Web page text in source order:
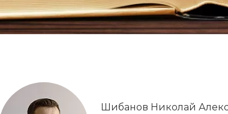
Шибанов Николай